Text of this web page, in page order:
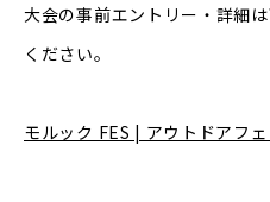
大会の事前エントリー・詳細
ください。
モルック FES | アウトドアフ